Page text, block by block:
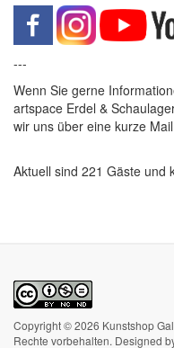
---
Wenn Sie gerne
artspace Erdel &
wir uns über eine kurze
Aktuell sind 221 Gäste und
Copyright © 2026 Kunstshop
Rechte vorbehalten. Designed